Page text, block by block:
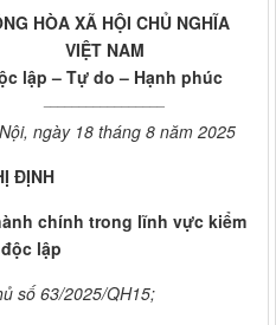
HÒA XÃ HỘI CHỦ NGHĨA
VIỆT NAM
lập – Tự do – Hạnh phúc
ngày 18 tháng 8 năm 2025
ĐỊNH
chính trong lĩnh vực kiểm
lập
số 63/2025/QH15;